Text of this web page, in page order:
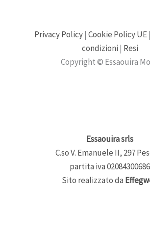
Privacy Policy| Cookie Policy UE|
condizioni | Resi
Copyright © Essaouira
Essaouira srls
C.so V. Emanuele II, 297
partita iva 02084300686
Sito realizzato da